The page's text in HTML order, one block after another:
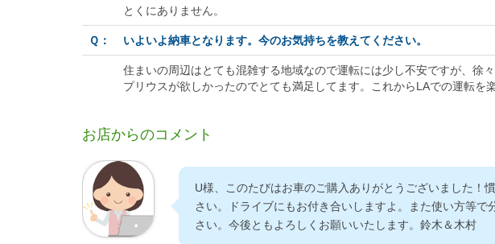
とくにありません。
Ｑ： いよいよ納車となります。今のお気持ちを教えてください。
住まいの周辺はとても混雑する地域なので運転には少し不安ですが、徐
プリウスが欲しかったのでとても満足してます。これからLAでの運転を
お店からのコメント
U様、このたびはお車のご購入ありがとうございました！
さい。ドライブにもお付き合いしますよ。また使い方等
さい。今後ともよろしくお願いいたします。鈴木＆木村